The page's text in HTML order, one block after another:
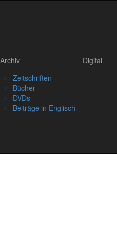
Archiv
Zeitschriften
Bücher
DVDs
Beiträge in Englisch
Digital